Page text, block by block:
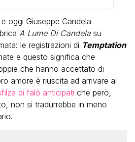
oggi Giuseppe Candela
A Lume Di Candela su
le registrazioni di Temptation
e questo significa che
che hanno accettato di
amore è riuscita ad arrivare al
di falò anticipati che però,
non si tradurrebbe in meno